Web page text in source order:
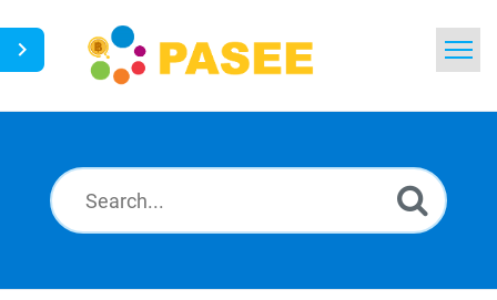
News